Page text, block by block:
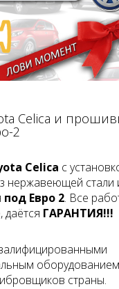
Celica и
2
Celica с
нержавеющей стали
под Евро 2. Все
, даётся ГАРАНТИЯ!!!
страны.